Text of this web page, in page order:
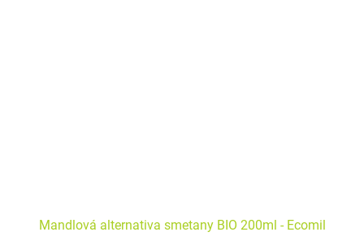
Mandlová alternativa smetany BIO 200ml - Ecomil